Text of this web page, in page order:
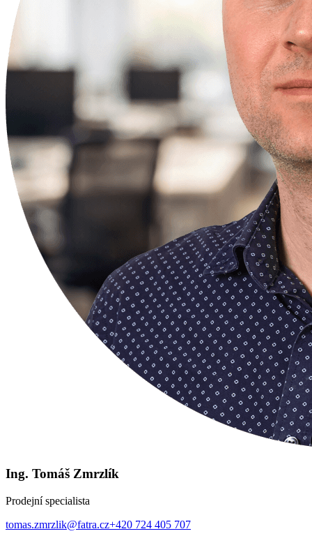
Ing. Tomáš Zmrzlík
Prodejní specialista
tomas.zmrzlik@fatra.cz+420 724 405 707